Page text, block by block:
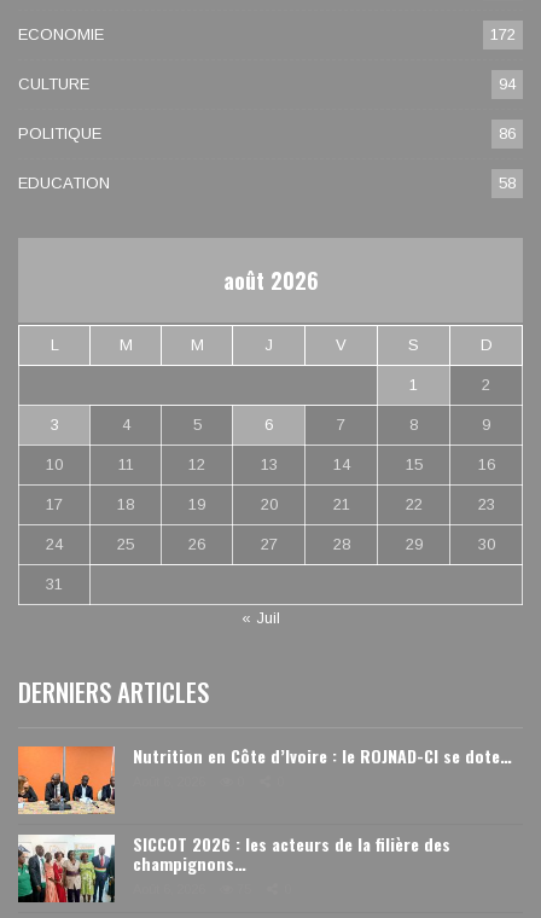
ECONOMIE 172
CULTURE 94
POLITIQUE 86
EDUCATION 58
août 2026
L M M J V S D
1 2
3 4 5 6 7 8 9
10 11 12 13 14 15 16
17 18 19 20 21 22 23
24 25 26 27 28 29 30
31
« Juil
DERNIERS ARTICLES
Nutrition en Côte d’Ivoire : le ROJNAD-CI se dote…
SICCOT 2026 : les acteurs de la filière des
champignons…